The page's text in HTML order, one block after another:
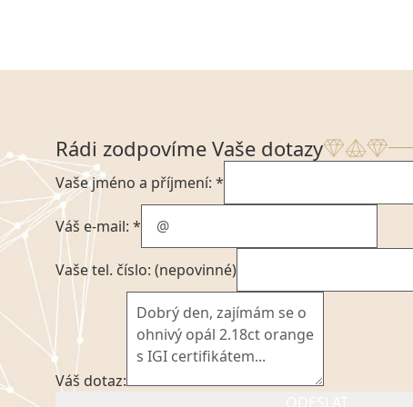
Rádi zodpovíme Vaše dotazy
Vaše jméno a příjmení: *
Váš e-mail: *
Vaše tel. číslo: (nepovinné)
Váš dotaz: